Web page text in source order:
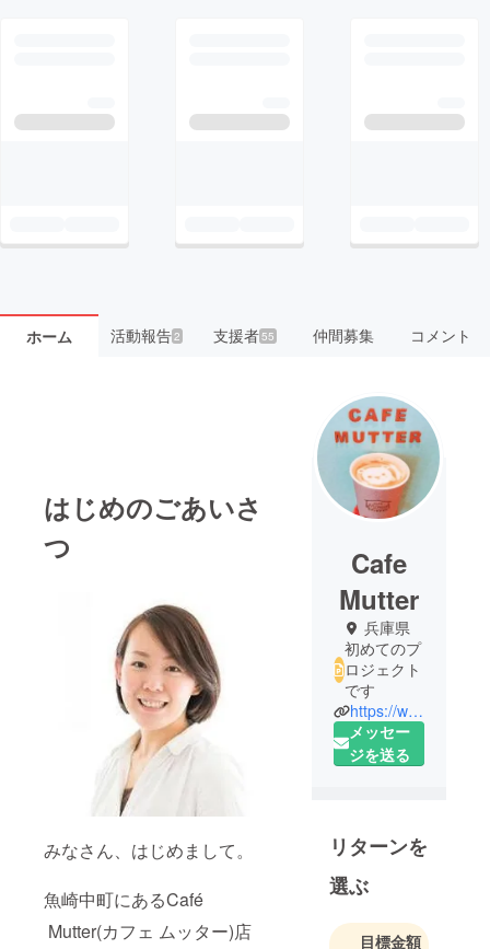
ホーム 活動報告2 支援者55 仲間募集 コメント
はじめのごあいさ
つ
みなさん、はじめまして。
魚崎中町にあるCafé
Mutter(カフェ ムッター)店
Cafe
Mutter
兵庫県
初めてのプ
ロジェクト
です
https://www.instagram.com/cafemutter0313/
メッセー
ジを送る
リターンを
選ぶ
目標金額